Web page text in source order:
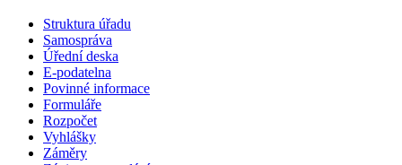
Struktura úřadu
Samospráva
Úřední deska
E-podatelna
Povinné informace
Formuláře
Rozpočet
Vyhlášky
Záměry